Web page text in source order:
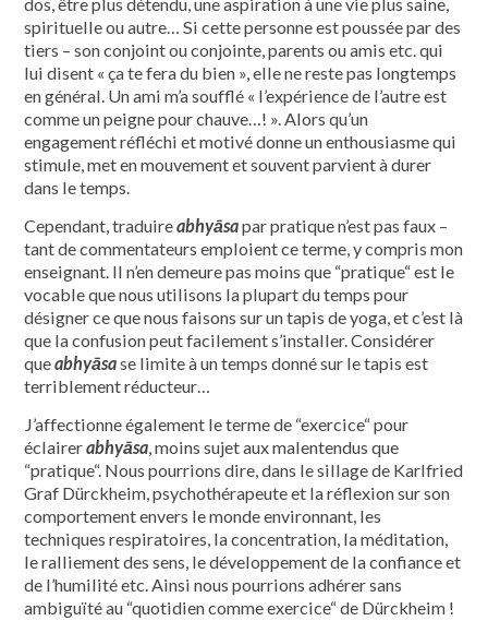
spirituelle ou autre… Si cette personne est poussée par des
tiers – son conjoint ou conjointe, parents ou amis etc. qui
lui disent « ça te fera du bien », elle ne reste pas longtemps
en général. Un ami m’a soufflé « l’expérience de l’autre est
comme un peigne pour chauve…! ». Alors qu’un
engagement réfléchi et motivé donne un enthousiasme qui
stimule, met en mouvement et souvent parvient à durer
dans le temps.
Cependant, traduireabhyāsapar pratique n’est pas faux –
tant de commentateurs emploient ce terme, y compris mon
enseignant. Il n’en demeure pas moins que “pratique“ est le
vocable que nous utilisons la plupart du temps pour
désigner ce que nous faisons sur un tapis de yoga, et c’est là
que la confusion peut facilement s’installer. Considérer
queabhyāsase limite à un temps donné sur le tapis est
terriblement réducteur…
J’affectionne également le terme de “exercice“ pour
éclairerabhyāsa , moins sujet aux malentendus que
“pratique“. Nous pourrions dire, dans le sillage de Karlfried
Graf Dürckheim, psychothérapeute et la réflexion sur son
comportement envers le monde environnant, les
techniques respiratoires, la concentration, la méditation,
le ralliement des sens, le développement de la confiance et
de l’humilité etc. Ainsi nous pourrions adhérer sans
ambiguïté au “quotidien comme exercice“ de Dürckheim !